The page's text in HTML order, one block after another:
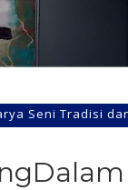
Seni Tradisi